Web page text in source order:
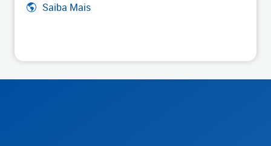
Saiba Mais